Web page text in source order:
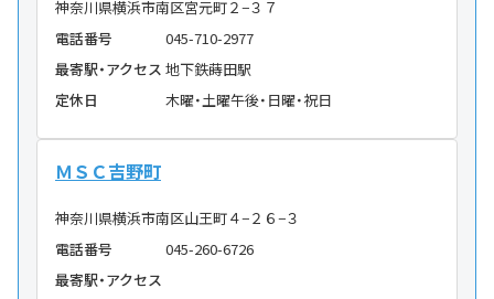
神奈川県横浜市南区宮元町２−３７
電話番号
045-710-2977
最寄駅・アクセス 地下鉄蒔田駅
定休日
木曜・土曜午後・日曜・祝日
ＭＳＣ吉野町
神奈川県横浜市南区山王町４−２６−３
電話番号
045-260-6726
最寄駅・アクセス